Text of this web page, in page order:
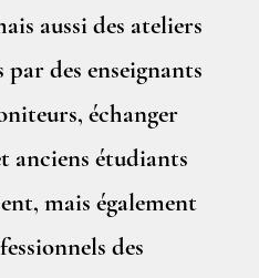
aussi des ateliers
des enseignants
échanger
anciens étudiants
mais également
des